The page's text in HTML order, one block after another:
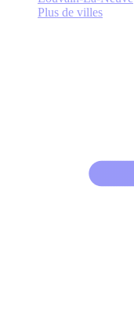
Plus de villes